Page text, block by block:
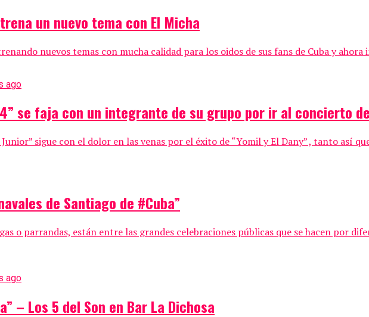
un nuevo tema con El Micha
nuevos temas con mucha calidad para los oidos de sus fans de Cuba y
ago
se faja con un integrante de su grupo por ir al concierto
sigue con el dolor en las venas por el éxito de “Yomil y El Dany” , tanto así
de Santiago de #Cuba”
o parrandas, están entre las grandes celebraciones públicas que se hacen por
ago
– Los 5 del Son en Bar La Dichosa